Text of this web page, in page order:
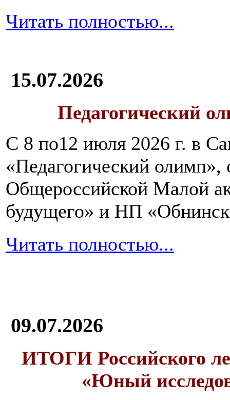
Читать полностью...
15.07.2026
Педагогический
С 8 по12 июля 2026 г. в
«Педагогический олимп»,
Общероссийской Малой
будущего» и НП
Читать полностью...
09.07.2026
ИТОГИ Российского
«Юный